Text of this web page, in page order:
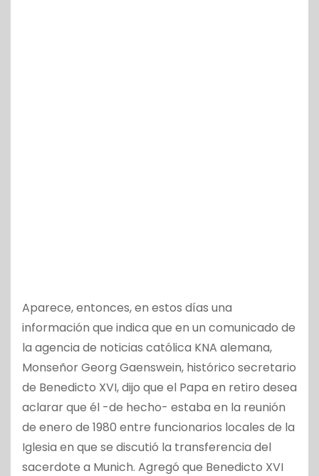
Aparece, entonces, en estos días una
información que indica que en un comunicado de
la agencia de noticias católica KNA alemana,
Monseñor Georg Gaenswein, histórico secretario
de Benedicto XVI, dijo que el Papa en retiro desea
aclarar que él -de hecho- estaba en la reunión
de enero de 1980 entre funcionarios locales de la
Iglesia en que se discutió la transferencia del
sacerdote a Munich. Agregó que Benedicto XVI